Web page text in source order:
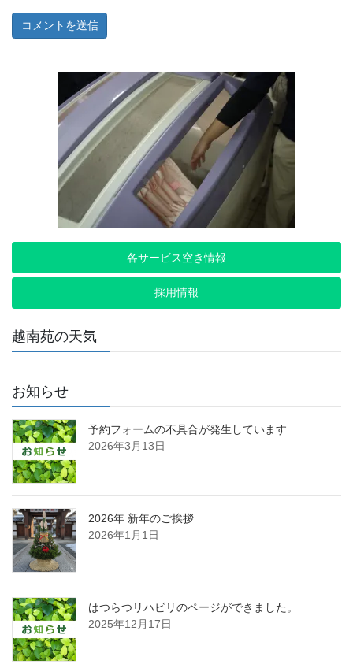
各サービス空き情報
採用情報
越南苑の天気
お知らせ
予約フォームの不具合が発生しています
2026年3月13日
2026年 新年のご挨拶
2026年1月1日
はつらつリハビリのページができました。
2025年12月17日